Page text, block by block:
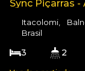
Sync Piçarras
Itacolomi,
Brasil
3 2